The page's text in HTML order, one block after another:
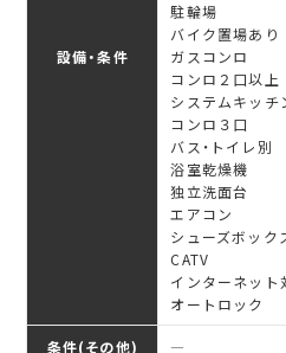
設備・条件
駐輪場
バイク置場あり
ガスコンロ
コンロ２口以上
システムキッチ
コンロ３口
バス・トイレ別
浴室乾燥機
独立洗面台
エアコン
シューズボック
CATV
インターネット
オートロック
条件(その他) ―